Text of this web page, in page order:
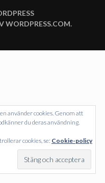
WORDPRESS.COM.
använder cookies. Genom att
du deras användning.
cookies, se: Cookie-policy